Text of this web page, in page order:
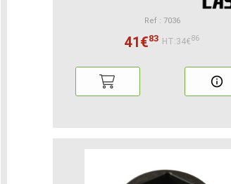
Ref : 7036
41€83 HT:34€86